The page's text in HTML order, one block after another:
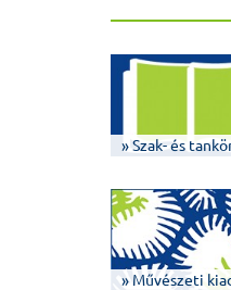
» Szak- és
» Művészeti